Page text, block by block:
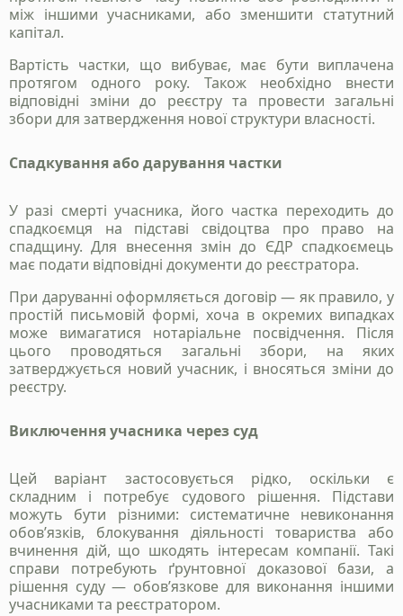
між іншими учасниками, або зменшити статутний
капітал.
Вартість частки, що вибуває, має бути виплачена
протягом одного року. Також необхідно внести
відповідні зміни до реєстру та провести загальні
збори для затвердження нової структури власності.
Спадкування або дарування частки
У разі смерті учасника, його частка переходить до
спадкоємця на підставі свідоцтва про право на
спадщину. Для внесення змін до ЄДР спадкоємець
має подати відповідні документи до реєстратора.
При даруванні оформляється договір — як правило, у
простій письмовій формі, хоча в окремих випадках
може вимагатися нотаріальне посвідчення. Після
цього проводяться загальні збори, на яких
затверджується новий учасник, і вносяться зміни до
реєстру.
Виключення учасника через суд
Цей варіант застосовується рідко, оскільки є
складним і потребує судового рішення. Підстави
можуть бути різними: систематичне невиконання
обов’язків, блокування діяльності товариства або
вчинення дій, що шкодять інтересам компанії. Такі
справи потребують ґрунтовної доказової бази, а
рішення суду — обов’язкове для виконання іншими
учасниками та реєстратором.
Надіслати
Політика конфіденційності